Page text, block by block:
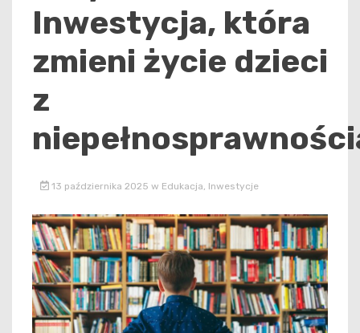
Inwestycja, która
zmieni życie dzieci
z
13 października 2025 w Edukacja Inwestycje